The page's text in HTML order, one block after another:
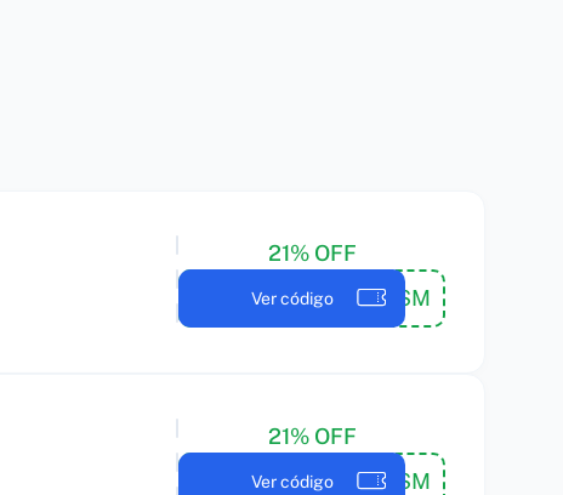
21% OFF
WPISM
Ver código
21% OFF
WPISM
Ver código